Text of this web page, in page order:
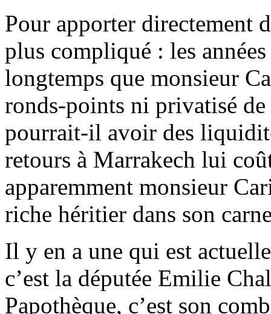
Pour apporter directement
plus compliqué : les
longtemps que monsieur
ronds-points ni privatisé de
pourrait-il avoir des
retours à Marrakech lui
apparemment monsieur
riche héritier dans son
Il y en a une qui est
c’est la députée Emilie
Papothèque, c’est son